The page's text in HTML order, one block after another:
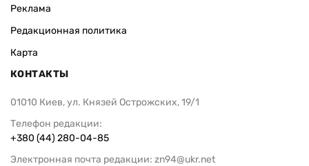
Реклама
Редакционная политика
Карта
КОНТАКТЫ
01010 Киев, ул. Князей Острожских, 19/1
Телефон редакции:
+380 (44) 280-04-85
Электронная почта редакции: zn94@ukr.net